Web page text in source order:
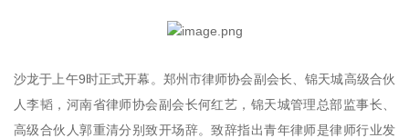
沙龙于上午9时正式开幕。郑州市律师协会副会长、锦天城高级合伙
人李韬，河南省律师协会副会长何红艺，锦天城管理总部监事长、
高级合伙人郭重清分别致开场辞。致辞指出青年律师是律师行业发